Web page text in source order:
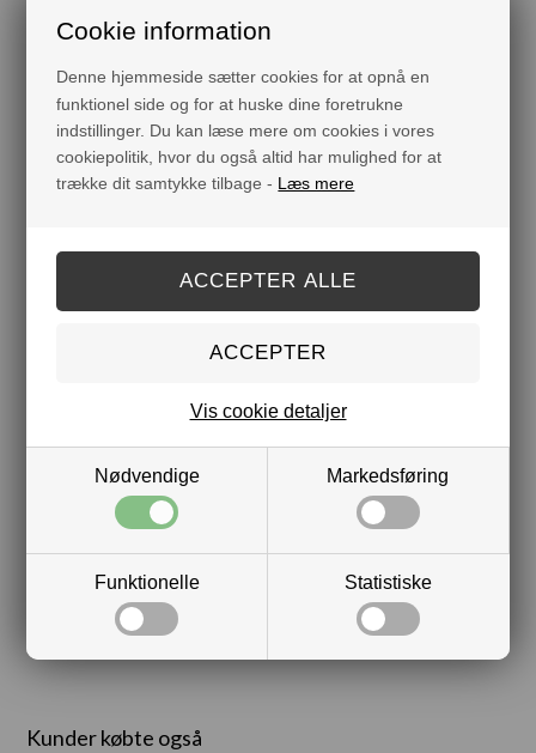
Cookie information
Denne hjemmeside sætter cookies for at opnå en
funktionel side og for at huske dine foretrukne
indstillinger. Du kan læse mere om cookies i vores
cookiepolitik, hvor du også altid har mulighed for at
trække dit samtykke tilbage - Læs mere
Nødvendige Markedsføring
Funktionelle Statistiske
Vis cookie detaljer
VÆGBESLAG PUMPEFLASKE
(HVID)
DKK 149,00
Kunder købte også